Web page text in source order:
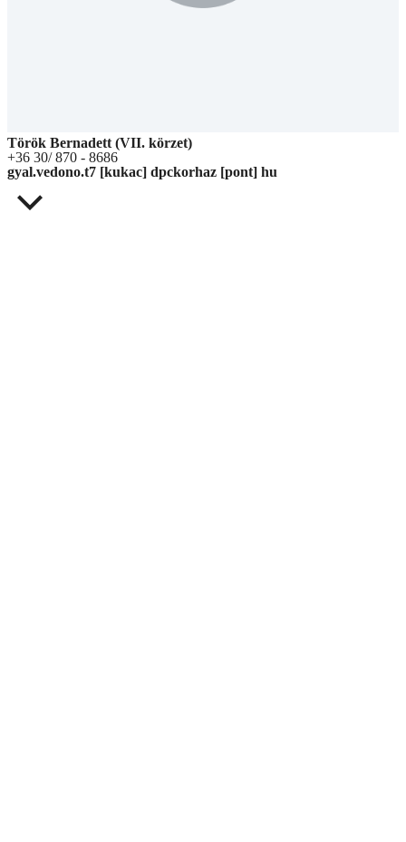
Török Bernadett (VII. körzet)
+36 30/ 870 - 8686
gyal.vedono.t7 [kukac] dpckorhaz [pont] hu